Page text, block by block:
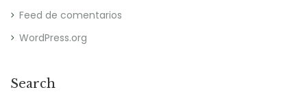
Feed de comentarios
WordPress.org
Search